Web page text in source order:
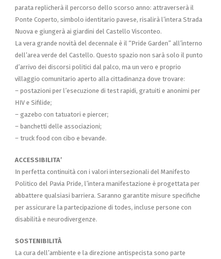
parata replicherà il percorso dello scorso anno: attraverserà il
Ponte Coperto, simbolo identitario pavese, risalirà l’intera Strada
Nuova e giungerà ai giardini del Castello Visconteo.
La vera grande novità del decennale è il “Pride Garden” all’interno
dell’area verde del Castello. Questo spazio non sarà solo il punto
d’arrivo dei discorsi politici dal palco, ma un vero e proprio
villaggio comunitario aperto alla cittadinanza dove trovare:
– postazioni per l’esecuzione di test rapidi, gratuiti e anonimi per
HIV e Sifilide;
– gazebo con tatuatori e piercer;
– banchetti delle associazioni;
– truck food con cibo e bevande.
ACCESSIBILITA’
In perfetta continuità con i valori intersezionali del Manifesto
Politico del Pavia Pride, l’intera manifestazione è progettata per
abbattere qualsiasi barriera. Saranno garantite misure specifiche
per assicurare la partecipazione di todes, incluse persone con
disabilità e neurodivergenze.
SOSTENIBILITÀ
La cura dell’ambiente e la direzione antispecista sono parte